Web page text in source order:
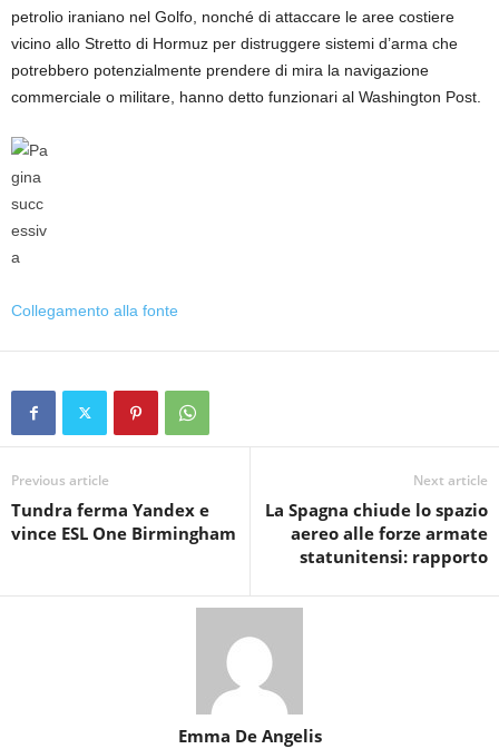
petrolio iraniano nel Golfo, nonché di attaccare le aree costiere
vicino allo Stretto di Hormuz per distruggere sistemi d’arma che
potrebbero potenzialmente prendere di mira la navigazione
commerciale o militare, hanno detto funzionari al Washington Post.
Collegamento alla fonte
Previous article
Tundra ferma Yandex e
vince ESL One Birmingham
Next article
La Spagna chiude lo spazio
aereo alle forze armate
statunitensi: rapporto
Emma De Angelis